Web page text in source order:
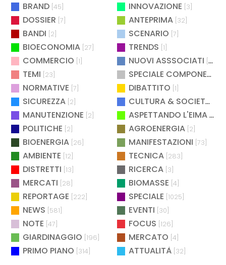
BRAND [45] INNOVAZIONE [3]
DOSSIER [7] ANTEPRIMA [32]
BANDI [2] SCENARIO [7]
BIOECONOMIA [27] TRENDS [1]
COMMERCIO [1] NUOVI ASSSOCIATI [15]
TEMI [23]
SPECIALE COMPONENTISTICA
NORMATIVE [7] DIBATTITO [1]
SICUREZZA [2] CULTURA & SOCIETÀ
MANUTENZIONE [2] ASPETTANDO L'EIMA [4]
POLITICHE [2] AGROENERGIA [2]
BIOENERGIA [26] MANIFESTAZIONI [73]
AMBIENTE [12] TECNICA [283]
DISTRETTI [13] RICERCA [3]
MERCATI [28] BIOMASSE [4]
REPORTAGE [222] SPECIALE [1025]
NEWS [581] EVENTI [30]
NOTE [47] FOCUS [126]
GIARDINAGGIO [196] MERCATO [4]
PRIMO PIANO [314] ATTUALITÀ [32]